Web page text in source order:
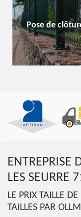
Pose de
ENTREPRISE
LES SEURRE
LE PRIX TAILLE
TAILLES PAR